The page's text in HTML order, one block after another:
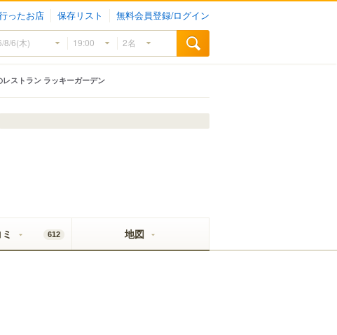
ったお店 保存リスト 無料会員登録/ログイン
レストラン ラッキーガーデン
612 地図